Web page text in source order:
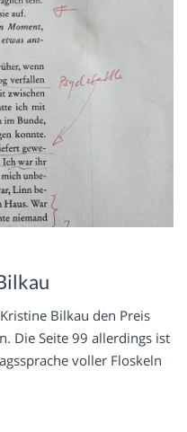
Bilkau den Preis
Die Seite 99 allerdings ist
voller Floskeln